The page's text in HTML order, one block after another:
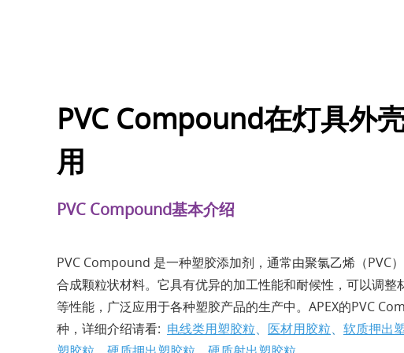
PVC Compound在灯具外
用
PVC Compound基本介绍
PVC Compound 是一种塑胶添加剂，通常由聚氯乙烯（PVC
合成颗粒状材料。它具有优异的加工性能和耐候性，可以调整
等性能，广泛应用于各种塑胶产品的生产中。APEX的PVC
种，详细介绍请看: 电线类用塑胶粒、 医材用胶粒、 软质押出